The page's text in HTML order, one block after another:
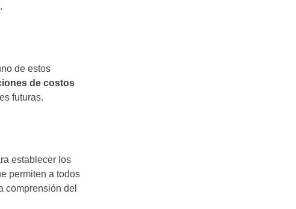
de estos
de costos
futuras.
establecer los
permiten a todos
comprensión del